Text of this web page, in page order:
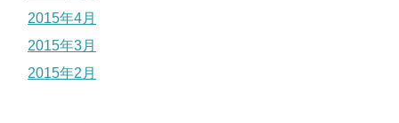
2015年4月
2015年3月
2015年2月